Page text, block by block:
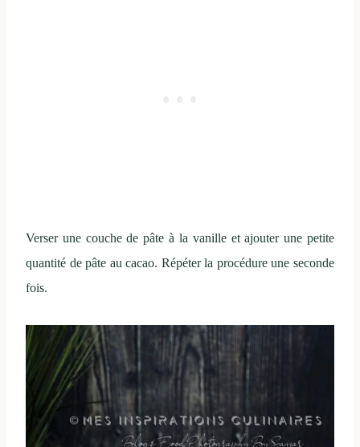
Verser une couche de pâte à la vanille et ajouter une petite
quantité de pâte au cacao. Répéter la procédure une seconde
fois.